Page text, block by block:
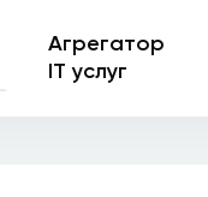
Агрегатор
IT услуг